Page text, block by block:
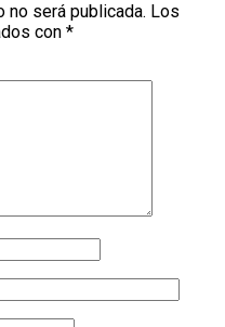
no será publicada. Los
con *